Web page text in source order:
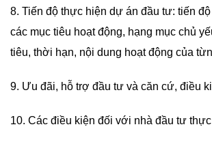
8. Tiến độ thực hiện dự án đầu tư: tiến
các mục tiêu hoạt động, hạng mục chủ
tiêu, thời hạn, nội dung hoạt động của
9. Ưu đãi, hỗ trợ đầu tư và căn cứ, điều
10. Các điều kiện đối với nhà đầu tư